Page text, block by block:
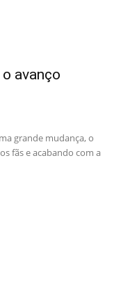
avanço
grande mudança, o
fãs e acabando com a